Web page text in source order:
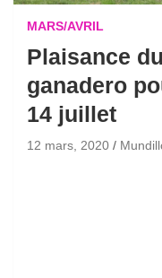
MARS/AVRIL
Plaisance
ganadero
14 juillet
12 mars, 2020